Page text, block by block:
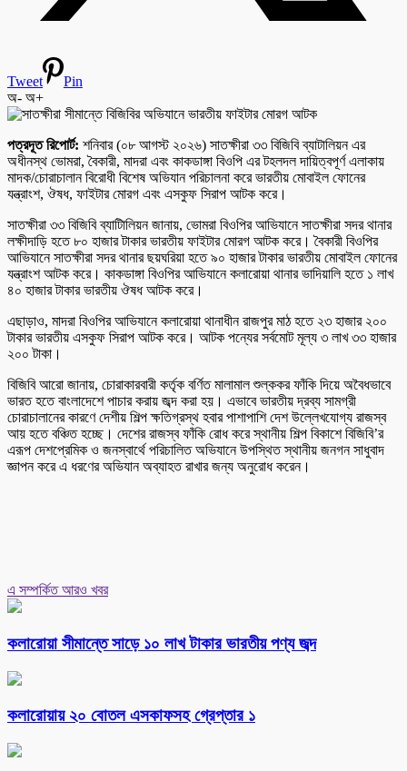
Tweet
Pin
অ- অ+
পত্রদূত রিপোর্ট: শনিবার (০৮ আগস্ট ২০২৬) সাতক্ষীরা ৩৩ বিজিবি ব্যাটালিয়ন এর
অধীনস্থ ভোমরা, বৈকারী, মাদরা এবং কাকডাঙ্গা বিওপি এর টহলদল দায়িত্বপূর্ণ এলাকায়
মাদক/চোরাচালান বিরোধী বিশেষ অভিযান পরিচালনা করে ভারতীয় মোবাইল ফোনের
যন্ত্রাংশ, ঔষধ, ফাইটার মোরগ এবং এসকুফ সিরাপ আটক করে।
সাতক্ষীরা ৩৩ বিজিবি ব্যাটিালিয়ন জানায়, ভোমরা বিওপির আভিযানে সাতক্ষীরা সদর থানার
লক্ষীদাড়ি হতে ৮০ হাজার টাকার ভারতীয় ফাইটার মোরগ আটক করে। বৈকারী বিওপির
আভিযানে সাতক্ষীরা সদর থানার ছয়ঘরিয়া হতে ৯০ হাজার টাকার ভারতীয় মোবাইল ফোনের
যন্ত্রাংশ আটক করে। কাকডাঙ্গা বিওপির আভিযানে কলারোয়া থানার ভাদিয়ালি হতে ১ লাখ
৪০ হাজার টাকার ভারতীয় ঔষধ আটক করে।
এছাড়াও, মাদরা বিওপির আভিযানে কলারোয়া থানাধীন রাজপুর মাঠ হতে ২৩ হাজার ২০০
টাকার ভারতীয় এসকুফ সিরাপ আটক করে। আটক পন্যের সর্বমোট মূল্য ৩ লাখ ৩৩ হাজার
২০০ টাকা।
বিজিবি আরো জানায়, চোরাকারবারী কর্তৃক বর্ণিত মালামাল শুল্ককর ফাঁকি দিয়ে অবৈধভাবে
ভারত হতে বাংলাদেশে পাচার করায় জব্দ করা হয়। এভাবে ভারতীয় দ্রব্য সামগ্রী
চোরাচালানের কারণে দেশীয় শিল্প ক্ষতিগ্রস্থ হবার পাশাপাশি দেশ উল্লেখযোগ্য রাজস্ব
আয় হতে বঞ্চিত হচ্ছে। দেশের রাজস্ব ফাঁকি রোধ করে স্থানীয় শিল্প বিকাশে বিজিবি’র
এরূপ দেশপ্রেমিক ও জনস্বার্থে পরিচালিত অভিযানে উপস্থিত স্থানীয় জনগন সাধুবাদ
জ্ঞাপন করে এ ধরণের অভিযান অব্যাহত রাখার জন্য অনুরোধ করেন।
এ সম্পর্কিত আরও খবর
কলারোয়া সীমান্তে সাড়ে ১০ লাখ টাকার ভারতীয় পণ্য জব্দ
কলারোয়ায় ২০ বোতল এসকাফসহ গ্রেপ্তার ১